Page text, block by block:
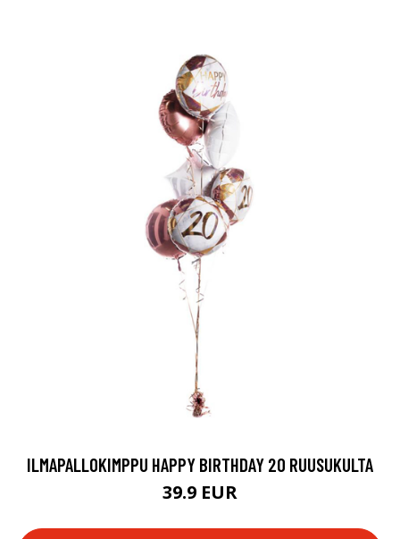
ILMAPALLOKIMPPU HAPPY BIRTHDAY 20 RUUSUKULTA
39.9 EUR